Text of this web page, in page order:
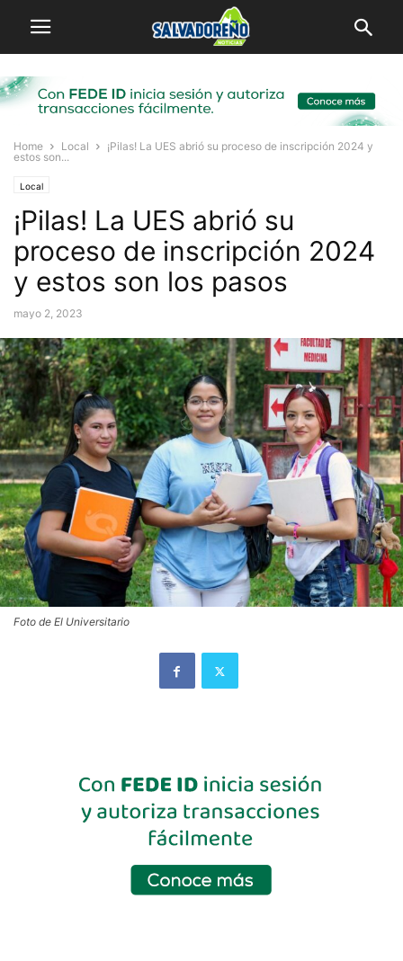
Home Local
¡Pilas! La UES abrió su proceso de inscripción 2024 y
estos son...
Local
¡Pilas! La UES abrió su
proceso de inscripción 2024
y estos son los pasos
mayo 2, 2023
Foto de El Universitario